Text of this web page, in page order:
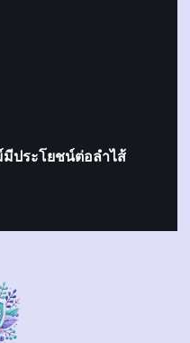
มีประโยชน์ต่อลำไส้